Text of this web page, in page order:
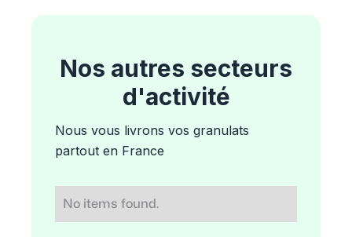
Nos autres secteurs
d'activité
Nous vous livrons vos granulats
partout en France
No items found.